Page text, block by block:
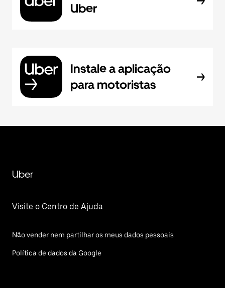
Uber
Instale a aplicação
para motoristas
Uber
Visite o Centro de Ajuda
Não vender nem partilhar os meus dados pessoais
Política de dados da Google